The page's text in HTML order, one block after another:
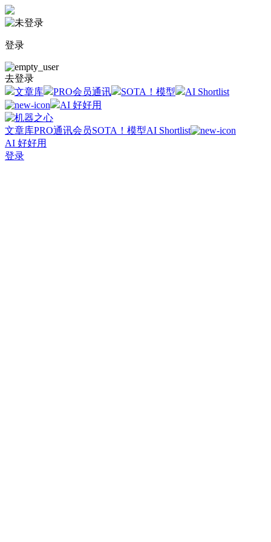
登录
去登录
文章库
PRO会员通讯 SOTA！模型
AI Shortlist
AI 好好用
文章库PRO通讯会员SOTA！模型AI Shortlist
AI 好好用
登录